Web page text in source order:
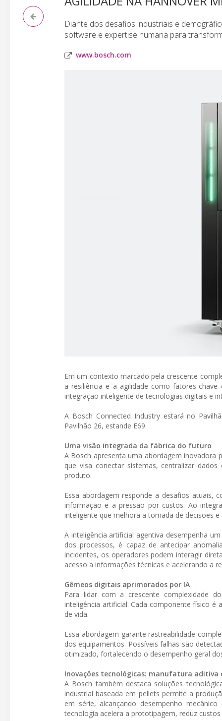
Diante dos desafios industriais e
software e expertise humana para
www.bosch.com
Em um contexto marcado pela crescente
a resiliência e a agilidade como fatores-
integração inteligente de tecnologias digitais e
A Bosch Connected Industry estará no
Pavilhão 26, estande E69.
Uma visão integrada da fábrica do futuro
A Bosch apresenta uma abordagem inovadora
que visa conectar sistemas, centralizar
produto.
Essa abordagem responde a desafios atuais,
informação e a pressão por custos. Ao
inteligente que melhora a tomada de decisões e
A inteligência artificial agentiva desempenha
dos processos, é capaz de antecipar
incidentes, os operadores podem interagir
acesso a informações técnicas e acelerando a
Gêmeos digitais aprimorados por IA
Para lidar com a crescente complexidade
inteligência artificial. Cada componente físico
de vida.
Essa abordagem garante rastreabilidade
dos equipamentos. Possíveis falhas são
otimizado, fortalecendo o desempenho geral
Inovações tecnológicas: manufatura aditiva
A Bosch também destaca soluções
industrial baseada em pellets permite a
em série, alcançando desempenho
tecnologia acelera a prototipagem, reduz